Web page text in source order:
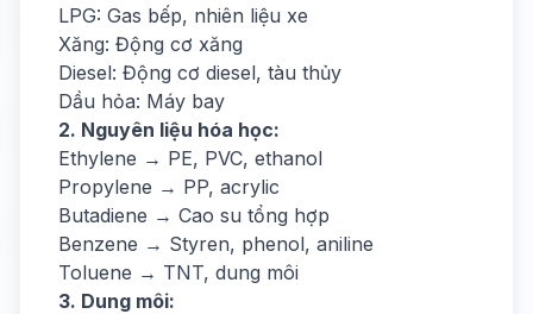
LPG: Gas bếp, nhiên liệu xe
Xăng: Động cơ xăng
Diesel: Động cơ diesel, tàu thủy
Dầu hỏa: Máy bay
2. Nguyên liệu hóa học:
Ethylene → PE, PVC, ethanol
Propylene → PP, acrylic
Butadiene → Cao su tổng hợp
Benzene → Styren, phenol, aniline
Toluene → TNT, dung môi
3. Dung môi: